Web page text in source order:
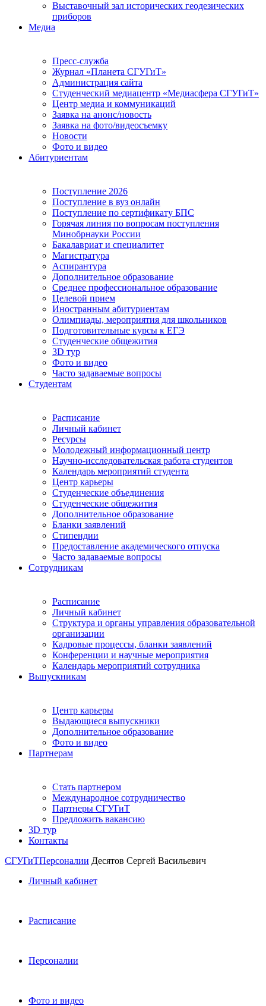
Выставочный зал исторических геодезических
приборов
Медиа
Пресс-служба
Журнал «Планета СГУГиТ»
Администрация сайта
Студенческий медиацентр «Медиасфера СГУГиТ»
Центр медиа и коммуникаций
Заявка на анонс/новость
Заявка на фото/видеосъемку
Новости
Фото и видео
Абитуриентам
Поступление 2026
Поступление в вуз онлайн
Поступление по сертификату БПС
Горячая линия по вопросам поступления
Минобрнауки России
Бакалавриат и специалитет
Магистратура
Аспирантура
Дополнительное образование
Среднее профессиональное образование
Целевой прием
Иностранным абитуриентам
Олимпиады, мероприятия для школьников
Подготовительные курсы к ЕГЭ
Студенческие общежития
3D тур
Фото и видео
Часто задаваемые вопросы
Студентам
Расписание
Личный кабинет
Ресурсы
Молодежный информационный центр
Научно-исследовательская работа студентов
Календарь мероприятий студента
Центр карьеры
Студенческие объединения
Студенческие общежития
Дополнительное образование
Бланки заявлений
Стипендии
Предоставление академического отпуска
Часто задаваемые вопросы
Сотрудникам
Расписание
Личный кабинет
Структура и органы управления образовательной
организации
Кадровые процессы, бланки заявлений
Конференции и научные мероприятия
Календарь мероприятий сотрудника
Выпускникам
Центр карьеры
Выдающиеся выпускники
Дополнительное образование
Фото и видео
Партнерам
Стать партнером
Международное сотрудничество
Партнеры СГУГиТ
Предложить вакансию
3D тур
Контакты
СГУГиТПерсоналии Десятов Сергей Васильевич
Личный кабинет
Расписание
Персоналии
Фото и видео